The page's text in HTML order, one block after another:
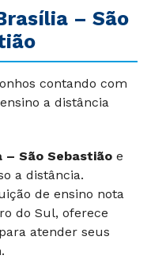
– São
contando com
a distância
– São Sebastião e
a distância.
de ensino nota
do Sul, oferece
atender seus